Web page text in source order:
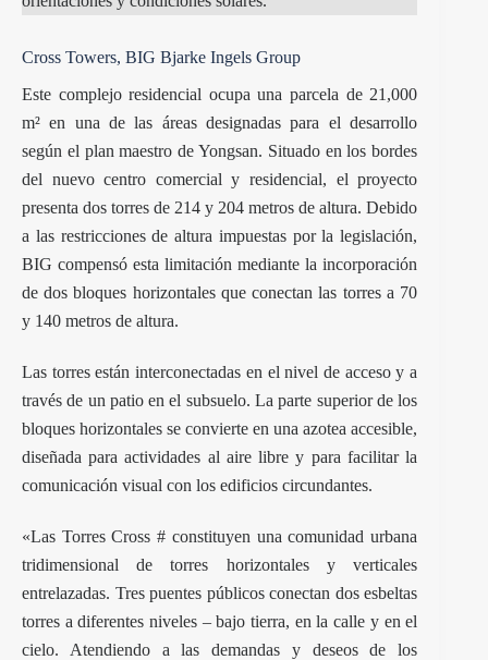
Cross Towers, BIG Bjarke Ingels Group
Este complejo residencial ocupa una parcela de 21,000
m² en una de las áreas designadas para el desarrollo
según el plan maestro de Yongsan. Situado en los bordes
del nuevo centro comercial y residencial, el proyecto
presenta dos torres de 214 y 204 metros de altura. Debido
a las restricciones de altura impuestas por la legislación,
BIG compensó esta limitación mediante la incorporación
de dos bloques horizontales que conectan las torres a 70
y 140 metros de altura.
Las torres están interconectadas en el nivel de acceso y a
través de un patio en el subsuelo. La parte superior de los
bloques horizontales se convierte en una azotea accesible,
diseñada para actividades al aire libre y para facilitar la
comunicación visual con los edificios circundantes.
«Las Torres Cross # constituyen una comunidad urbana
tridimensional de torres horizontales y verticales
entrelazadas. Tres puentes públicos conectan dos esbeltas
torres a diferentes niveles – bajo tierra, en la calle y en el
cielo. Atendiendo a las demandas y deseos de los